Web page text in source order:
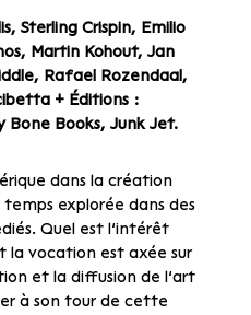
Sterling Crispin, Emilio
Martin Kohout, Jan
Rafael Rozendaal,
+ Éditions :
Bone Books, Junk Jet.
dans la création
explorée dans des
Quel est l’intérêt
la vocation est axée sur
et la diffusion de l’art
à son tour de cette